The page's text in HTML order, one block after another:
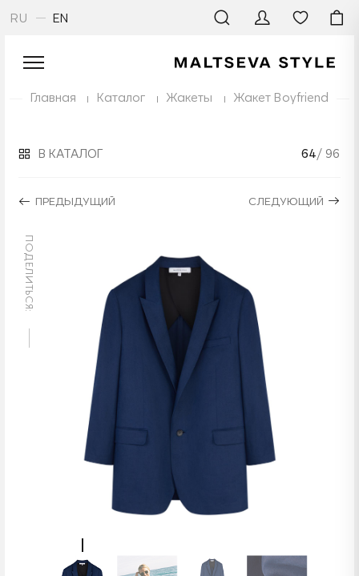
RU EN
Главная Каталог Жакеты Жакет Boyfriend
В КАТАЛОГ
ПРЕДЫДУЩИЙ
64/ 96
СЛЕДУЮЩИЙ
ПОДЕЛИТЬСЯ: